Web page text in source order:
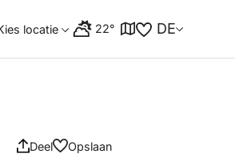
locatie 22° DE
Deel Opslaan